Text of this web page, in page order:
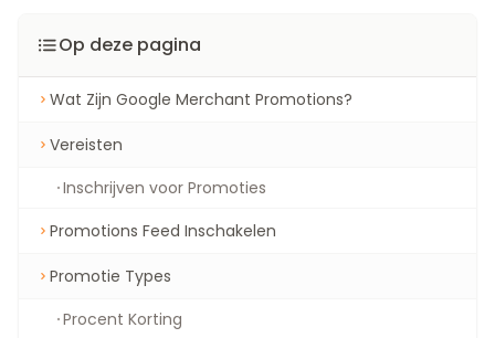
Op deze pagina
Wat Zijn Google Merchant Promotions?
Vereisten
Inschrijven voor Promoties
Promotions Feed Inschakelen
Promotie Types
Procent Korting